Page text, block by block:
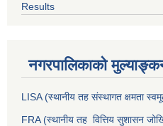
Results
नगरपालिकाको
LISA (स्थानीय तह संस्थागत क्षमता
FRA (स्थानीय तह वित्तिय सुशासन